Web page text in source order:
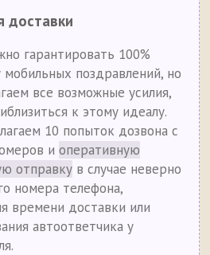
доставки
гарантировать 100%
мобильных поздравлений, но
все возможные усилия,
к этому идеалу.
10 попыток дозвона с
иоперативную
отправку в случае неверно
номера телефона,
времени доставки или
автоответчика у